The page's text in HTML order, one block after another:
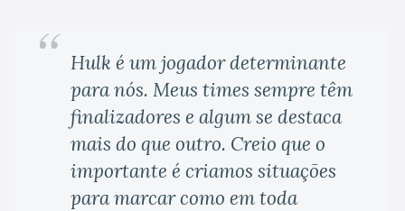
Hulk é um jogador determinante
para nós. Meus times sempre têm
finalizadores e algum se destaca
mais do que outro. Creio que o
importante é criamos situações
para marcar como em toda